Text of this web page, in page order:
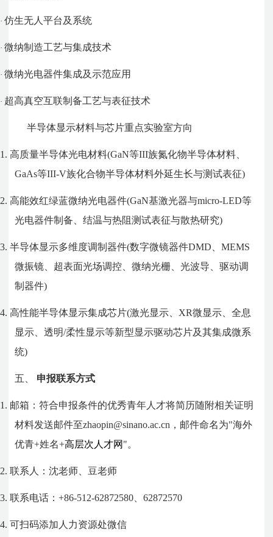
·仿生无人平台及系统
·微纳制造工艺与集成技术
·微纳光电器件集成及示范应用
· 超高真空互联制备工艺与表征技术
半导体显示材料与芯片重点实验室方向
1.高质量半导体光电材料(GaN等III族氮化物半导体材料、
GaAs等III-V族化合物半导体材料外延生长与测试表征)
2.高能效红绿蓝微纳光电器件(GaN基激光器与micro-LED等
光电器件制备、结温与热阻测试表征与散热研究)
3.半导体显示多维度调制器件(数字微镜器件DMD 、MEMS
微振镜、超表面光场调控、微纳光栅、光波导、驱动调
制器件)
4.高性能半导体显示集成芯片(激光显示、 XR微显示、全息
显示、透明/柔性显示等新型显示驱动芯片及其集成微系
统)
五、 申报联系方式
1. 邮箱：符合申报条件的优秀青年人才将简历随附相关证明
材料发送邮件至zhaopin@sinano.ac.cn ， 邮件命名为"海外
优青+姓名+高层次人才网 "。
2.联系人：沈老师、豆老师
3.联系电话：+86-512-62872580 、62872570
4.可扫码添加人力资源处微信